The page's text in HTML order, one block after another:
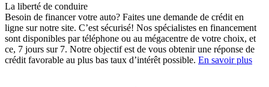
La liberté de conduire
Besoin de financer votre auto? Faites une demande de crédit en
ligne sur notre site. C’est sécurisé! Nos spécialistes en financement
sont disponibles par téléphone ou au mégacentre de votre choix, et
ce, 7 jours sur 7. Notre objectif est de vous obtenir une réponse de
crédit favorable au plus bas taux d’intérêt possible. En savoir plus